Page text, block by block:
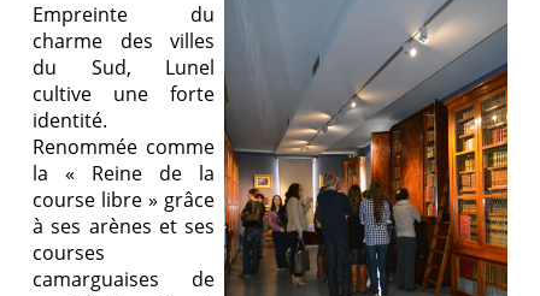
Empreinte du
charme des villes
du Sud, Lunel
cultive une forte
identité.
Renommée comme
la « Reine de la
course libre » grâce
à ses arènes et ses
courses
camarguaises de